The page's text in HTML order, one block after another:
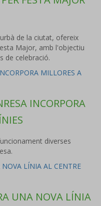
de la ciutat, ofereix
Major, amb l'objectiu
de celebració.
INCORPORA
diverses
UNA NOVA LÍNIA